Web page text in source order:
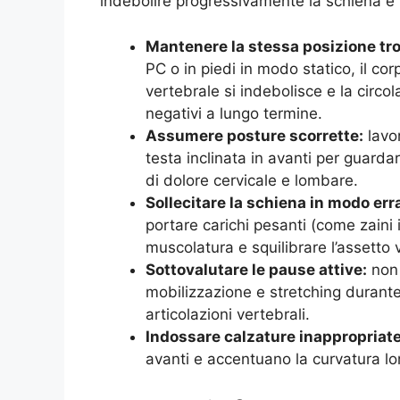
Mantenere la stessa posizione
PC o in piedi in modo statico, il
vertebrale si indebolisce e la
negativi a lungo termine.
Assumere posture scorrette:
testa inclinata in avanti per
di dolore cervicale e lombare.
Sollecitare la schiena in modo
portare carichi pesanti (come
muscolatura e squilibrare l’assetto
Sottovalutare le pause attive:
mobilizzazione e stretching
articolazioni vertebrali.
Indossare calzature
avanti e accentuano la curvatura